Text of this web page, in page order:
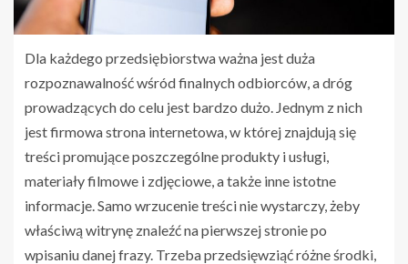
Dla każdego przedsiębiorstwa ważna jest duża
rozpoznawalność wśród finalnych odbiorców, a dróg
prowadzących do celu jest bardzo dużo. Jednym z nich
jest firmowa strona internetowa, w której znajdują się
treści promujące poszczególne produkty i usługi,
materiały filmowe i zdjęciowe, a także inne istotne
informacje. Samo wrzucenie treści nie wystarczy, żeby
właściwą witrynę znaleźć na pierwszej stronie po
wpisaniu danej frazy. Trzeba przedsięwziąć różne środki,